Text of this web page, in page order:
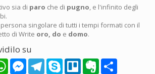
sia di paro che di pugno, e l'infinito degli
singolare di tutti i tempi formati con il
di Write oro, do e domo.
su
WhatsAppMessengerTelegramSkype Trello Evernote